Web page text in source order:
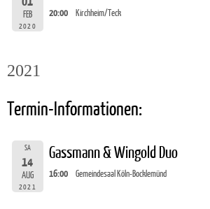
FEB
2020
20:00 Kirchheim/Teck
2021
Termin-Informationen:
SA
14
AUG
2021
Gassmann & Wingold Duo
16:00 Gemeindesaal Köln-Bocklemünd